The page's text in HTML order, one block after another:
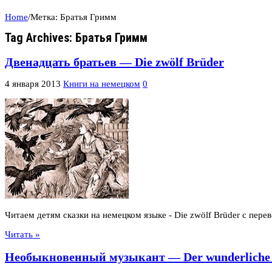
Home/Метка: Братья Гримм
Tag Archives: Братья Гримм
Двенадцать братьев — Die zwölf Brüder
4 января 2013 Книги на немецком 0
Читаем детям сказки на немецком языке - Die zwölf Brüder с
Читать »
Необыкновенный музыкант — Der wunderliche